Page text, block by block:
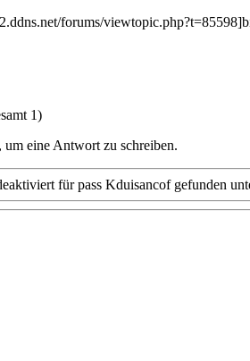
forums/
1)
um eine Antwort zu schreiben.
für pass Kduisancofgefunden